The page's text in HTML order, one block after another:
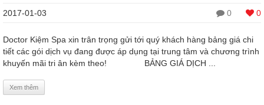
0 0
2017-01-03
Doctor Kiệm Spa xin trân trọng gửi tới quý khách hàng bảng giá chi
tiết các gói dịch vụ đang được áp dụng tại trung tâm và chương trình
khuyến mãi tri ân kèm theo! BẢNG GIÁ DỊCH ...
Xem thêm